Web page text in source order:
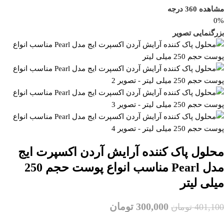
مشاهده 360 درجه
0%
بزرگنمایی تصویر
محلول پاک کننده آرایش آردن اکسپرت ایج
مدل Pearl مناسب انواع پوست حجم 250
میلی لیتر
401,100 تومان 300,000 تومان